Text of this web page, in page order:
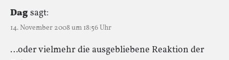
Dagsagt:
14. November 2008 um 18:56 Uhr
…oder vielmehr die ausgebliebene Reaktion der